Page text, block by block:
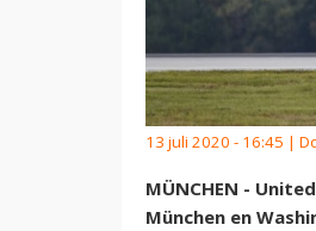
13 juli 2020 - 16:45 |
MÜNCHEN -
München en